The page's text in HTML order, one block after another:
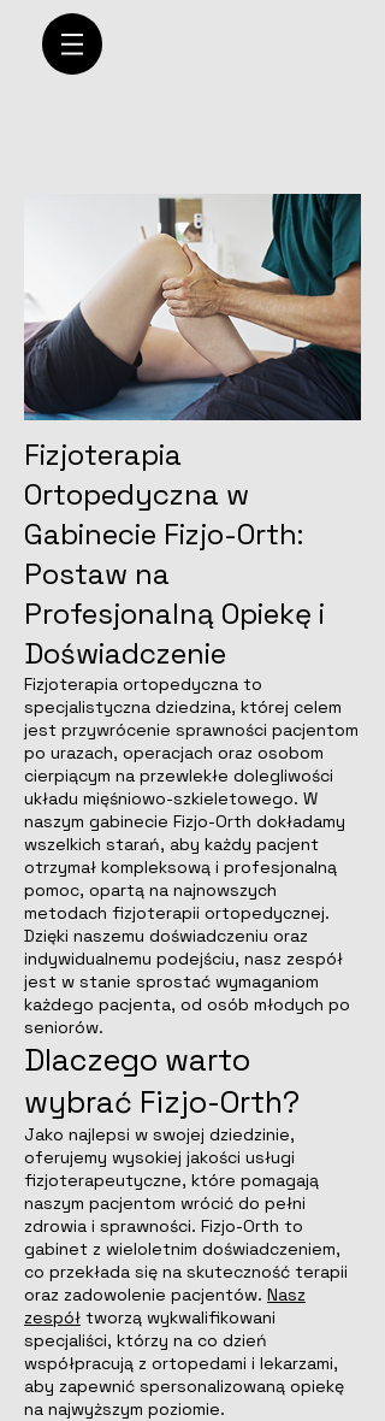
Fizjoterapia
Ortopedyczna w
Gabinecie Fizjo-Orth:
Postaw na
Profesjonalną Opiekę i
Doświadczenie
Fizjoterapia ortopedyczna to
specjalistyczna dziedzina, której celem
jest przywrócenie sprawności pacjentom
po urazach, operacjach oraz osobom
cierpiącym na przewlekłe dolegliwości
układu mięśniowo-szkieletowego. W
naszym gabinecie Fizjo-Orth dokładamy
wszelkich starań, aby każdy pacjent
otrzymał kompleksową i profesjonalną
pomoc, opartą na najnowszych
metodach fizjoterapii ortopedycznej.
Dzięki naszemu doświadczeniu oraz
indywidualnemu podejściu, nasz zespół
jest w stanie sprostać wymaganiom
każdego pacjenta, od osób młodych po
seniorów.
Dlaczego warto
wybrać Fizjo-Orth?
Jako najlepsi w swojej dziedzinie,
oferujemy wysokiej jakości usługi
fizjoterapeutyczne, które pomagają
naszym pacjentom wrócić do pełni
zdrowia i sprawności. Fizjo-Orth to
gabinet z wieloletnim doświadczeniem,
co przekłada się na skuteczność terapii
oraz zadowolenie pacjentów. Nasz
zespół tworzą wykwalifikowani
specjaliści, którzy na co dzień
współpracują z ortopedami i lekarzami,
aby zapewnić spersonalizowaną opiekę
na najwyższym poziomie.